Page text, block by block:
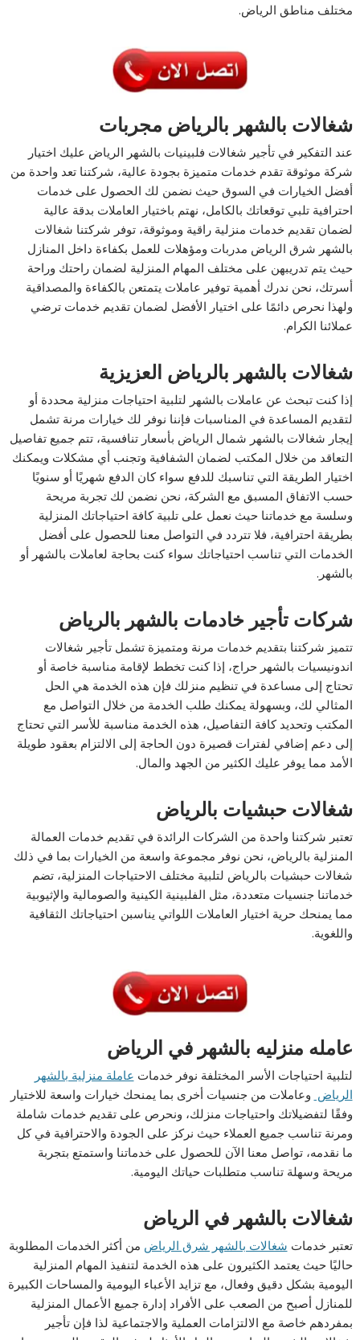
مختلف مناطق الرياض.
شغالات بالشهر بالرياض مجربات
عند التفكير في تأجير شغالات فلبينيات بالشهر الرياض عليك اختيار
شركة موثوقة تقدم خدمات متميزة بجودة عالية، شركتنا تعد واحدة من
أفضل الخيارات في السوق حيث نضمن لك الحصول على خدمات
احترافية تلبي توقعاتك بالكامل، نهتم باختيار العاملات بدقة عالية
لضمان تقديم خدمات منزلية راقية وموثوقة، توفر شركتنا شغالات
بالشهر شرق الرياض مدربات ومؤهلات للعمل بكفاءة داخل المنازل
حيث يتم تدريبهن على مختلف المهام المنزلية لضمان راحتك وراحة
أسرتك، نحن ندرك أهمية توفير عاملات يتمتعن بالكفاءة والمصداقية
ولهذا نحرص دائمًا على اختيار الأفضل لضمان تقديم خدمات ترضي
عملائنا الكرام.
شغالات بالشهر بالرياض العزيزية
إذا كنت تبحث عن عاملات بالشهر لتلبية احتياجات منزلية محددة أو
لتقديم المساعدة في المناسبات فإننا نوفر لك خيارات مرنة تشمل
إيجار شغالات بالشهر شمال الرياض بأسعار تنافسية، تتم جميع تفاصيل
التعاقد من خلال المكتب لضمان الشفافية وتجنب أي مشكلات ويمكنك
اختيار الطريقة التي تناسبك للدفع سواء كان الدفع شهريًا أو سنويًا
حسب الاتفاق المسبق مع الشركة، نحن نضمن لك تجربة مريحة
وسلسة مع خدماتنا حيث نعمل على تلبية كافة احتياجاتك المنزلية
بطريقة احترافية، فلا تتردد في التواصل معنا للحصول على أفضل
الخدمات التي تناسب احتياجاتك سواء كنت بحاجة لعاملات بالشهر أو
بالشهر.
شركات تأجير خادمات بالشهر بالرياض
تتميز شركتنا بتقديم خدمات مرنة ومتميزة تشمل تأجير شغالات
اندونيسيات بالشهر حراج، إذا كنت تخطط لإقامة مناسبة خاصة أو
تحتاج إلى مساعدة في تنظيم منزلك فإن هذه الخدمة هي الحل
المثالي لك، وبسهولة يمكنك طلب الخدمة من خلال التواصل مع
المكتب وتحديد كافة التفاصيل، هذه الخدمة مناسبة للأسر التي تحتاج
إلى دعم إضافي لفترات قصيرة دون الحاجة إلى الالتزام بعقود طويلة
الأمد مما يوفر عليك الكثير من الجهد والمال.
شغالات حبشيات بالرياض
تعتبر شركتنا واحدة من الشركات الرائدة في تقديم خدمات العمالة
المنزلية بالرياض، نحن نوفر مجموعة واسعة من الخيارات بما في ذلك
شغالات حبشيات بالرياض لتلبية مختلف الاحتياجات المنزلية، تضم
خدماتنا جنسيات متعددة، مثل الفلبينية الكينية والصومالية والإثيوبية
مما يمنحك حرية اختيار العاملات اللواتي يناسبن احتياجاتك الثقافية
واللغوية.
عامله منزليه بالشهر في الرياض
لتلبية احتياجات الأسر المختلفة نوفر خدمات عاملة منزلية بالشهر
الرياض وعاملات من جنسيات أخرى بما يمنحك خيارات واسعة للاختيار
وفقًا لتفضيلاتك واحتياجات منزلك، ونحرص على تقديم خدمات شاملة
ومرنة تناسب جميع العملاء حيث نركز على الجودة والاحترافية في كل
ما نقدمه، تواصل معنا الآن للحصول على خدماتنا واستمتع بتجربة
مريحة وسهلة تناسب متطلبات حياتك اليومية.
شغالات بالشهر في الرياض
تعتبر خدمات شغالات بالشهر شرق الرياض من أكثر الخدمات المطلوبة
حاليًا حيث يعتمد الكثيرون على هذه الخدمة لتنفيذ المهام المنزلية
اليومية بشكل دقيق وفعال، مع تزايد الأعباء اليومية والمساحات الكبيرة
للمنازل أصبح من الصعب على الأفراد إدارة جميع الأعمال المنزلية
بمفردهم خاصة مع الالتزامات العملية والاجتماعية لذا فإن تأجير